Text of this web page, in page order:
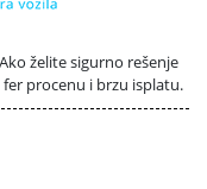
želite sigurno rešenje
procenu i brzu isplatu.